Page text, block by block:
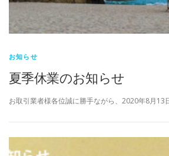
お知らせ
夏季休業のお知らせ
お取引業者様各位誠に勝手ながら、2020年8月13